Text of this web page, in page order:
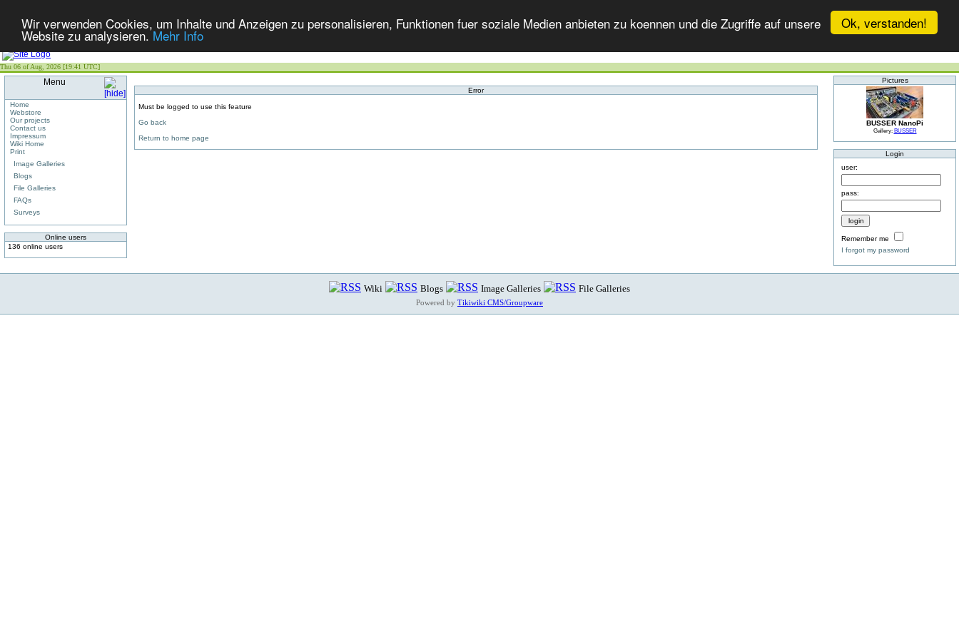
Ok, verstanden!
Wir verwenden Cookies, um Inhalte und Anzeigen zu personalisieren, Funktionen fuer soziale Medien anbieten zu koennen und die Zugriffe auf unsere
Website zu analysieren.Mehr Info
Thu 06 of Aug, 2026 [19:41 UTC]
Menu
Home
Webstore
Our projects
Contact us
Impressum
Wiki Home
Print
Image Galleries
Blogs
File Galleries
FAQs
Surveys
Online users
136 online users
Error
Must be logged to use this feature
Go back
Return to home page
Pictures
BUSSER NanoPi
Gallery: BUSSER
Login
user:
pass:
Remember me
I forgot my password
Wiki Blogs Image Galleries File Galleries
Powered by Tikiwiki CMS/Groupware